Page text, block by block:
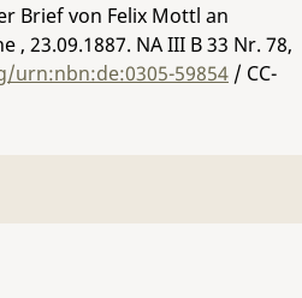
Brief von Felix Mottl an
, 23.09.1887. NA III B 33 Nr. 78,
59854 / CC-